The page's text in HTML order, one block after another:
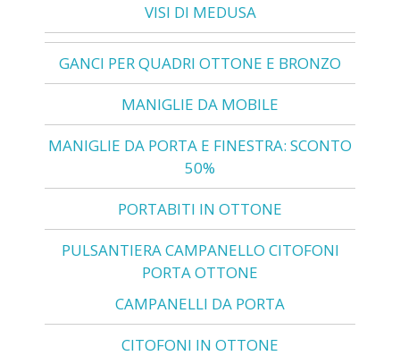
VISI DI MEDUSA
GANCI PER QUADRI OTTONE E BRONZO
MANIGLIE DA MOBILE
MANIGLIE DA PORTA E FINESTRA: SCONTO
50%
PORTABITI IN OTTONE
PULSANTIERA CAMPANELLO CITOFONI
PORTA OTTONE
CAMPANELLI DA PORTA
CITOFONI IN OTTONE